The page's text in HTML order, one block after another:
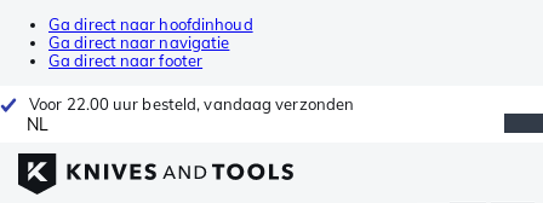
Ga direct naar hoofdinhoud
Ga direct naar navigatie
Ga direct naar footer
Voor 22.00 uur besteld, vandaag verzonden
NL